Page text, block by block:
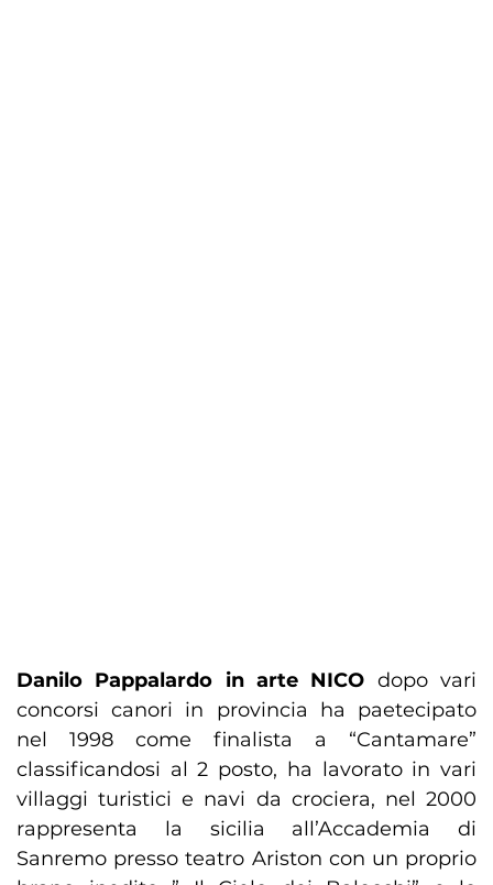
Danilo Pappalardo in arte NICO dopo vari
concorsi canori in provincia ha paetecipato
nel 1998 come finalista a “Cantamare”
classificandosi al 2 posto, ha lavorato in vari
villaggi turistici e navi da crociera, nel 2000
rappresenta la sicilia all’Accademia di
Sanremo presso teatro Ariston con un proprio